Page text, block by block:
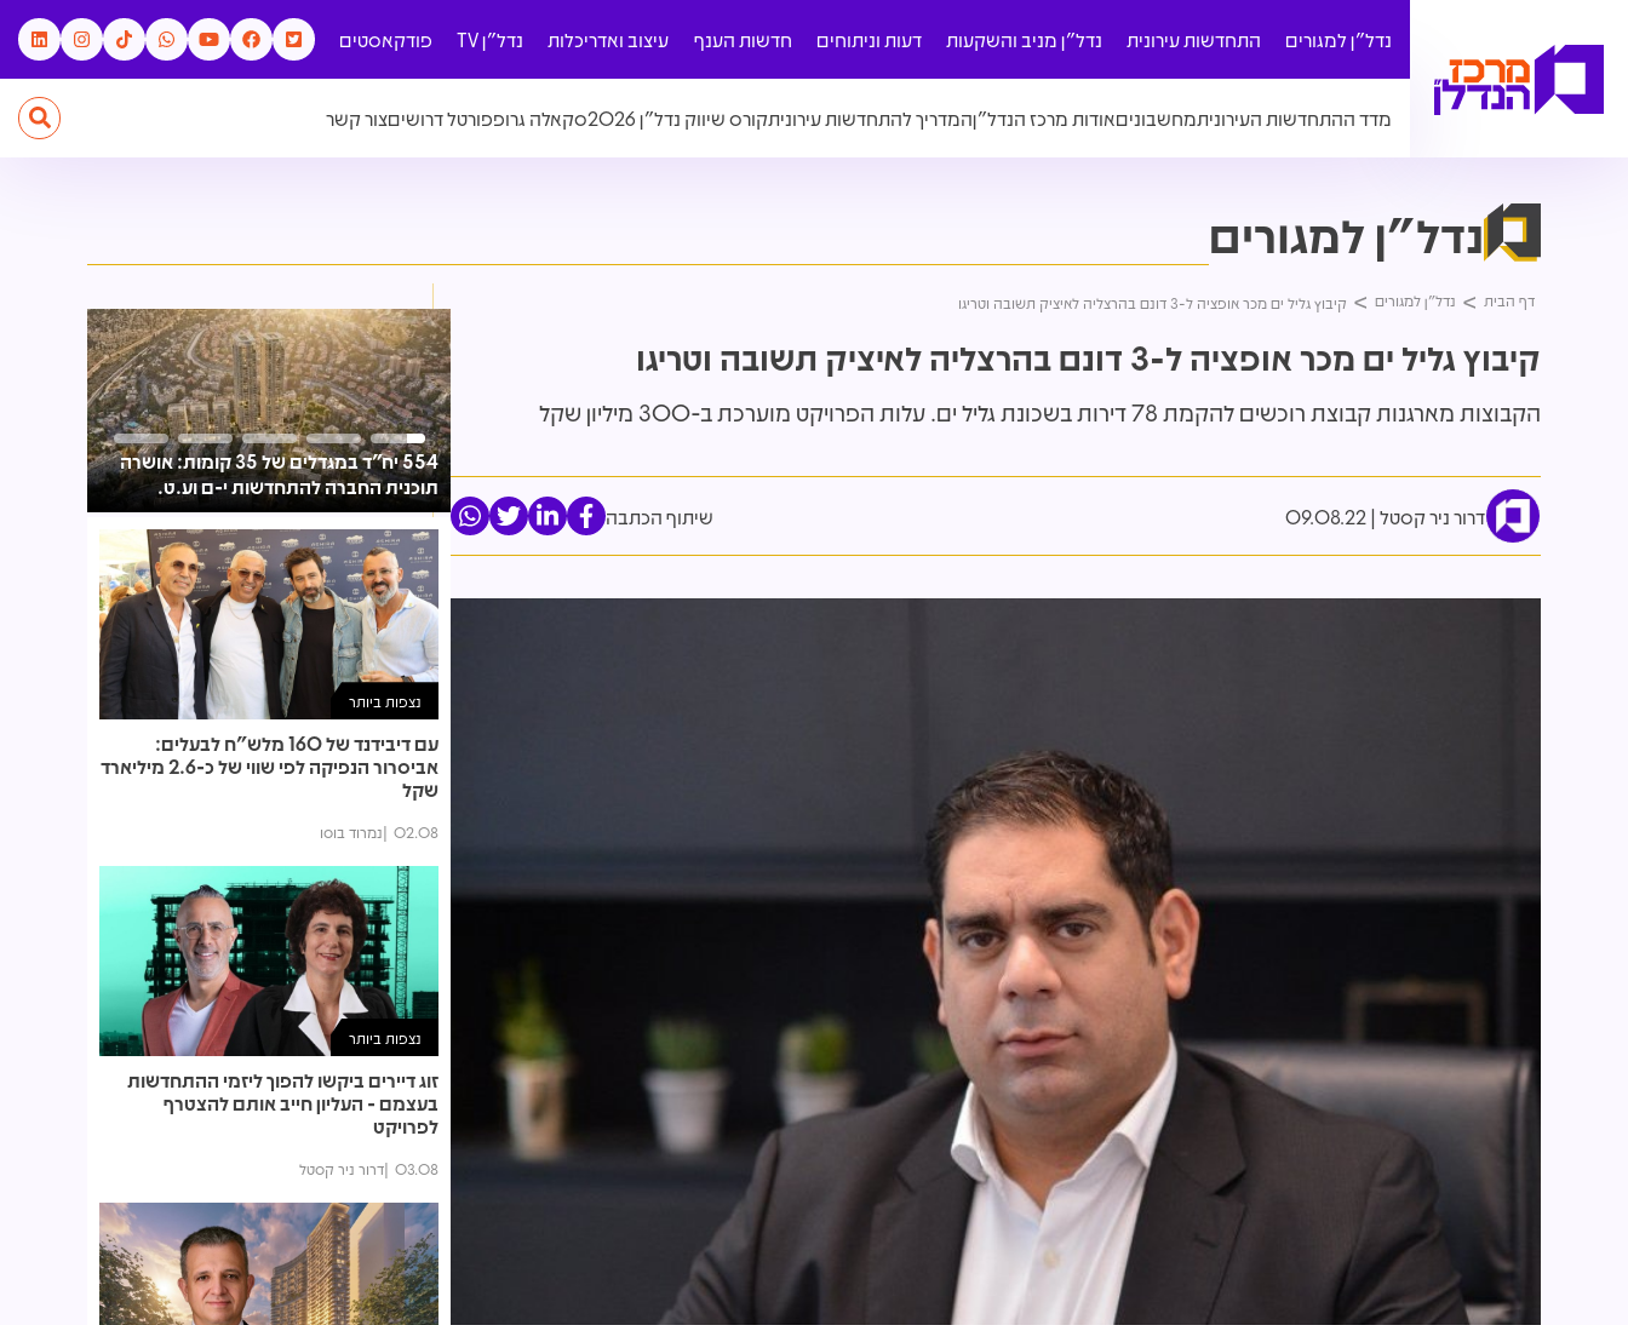
נדל"ן למגורים התחדשות עירונית נדל"ן מניב והשקעות דעות וניתוחים חדשות הענף עיצוב ואדריכלות נדל"ן TV פודקאסטים
מדד ההתחדשות העירוניתמחשבוניםאודות מרכז הנדל"ןהמדריך להתחדשות עירוניתקורס שיווק נדל"ן 2026 סקאלה גרופפורטל דרושיםצור קשר
נדל"ן למגורים
דף הבית נדל"ן למגורים קיבוץ גליל ים מכר אופציה ל-3 דונם בהרצליה לאיציק תשובה וטריגו
קיבוץ גליל ים מכר אופציה ל-3 דונם בהרצליה לאיציק תשובה וטריגו
הקבוצות מארגנות קבוצת רוכשים להקמת 78 דירות בשכונת גליל ים. עלות הפרויקט מוערכת ב-300 מיליון שקל
דרור ניר קסטל 09.08.22 שיתוף הכתבה
554 יח"ד במגדלים של 35 קומות: אושרה
תוכנית החברה להתחדשות י-ם וע.ט.
בקריית היובל
נצפות ביותר
עם דיבידנד של 160 מלש"ח לבעלים:
אביסרור הנפיקה לפי שווי של כ-2.6 מיליארד
שקל
02.08 נמרוד בוסו
נצפות ביותר
זוג דיירים ביקשו להפוך ליזמי ההתחדשות
בעצמם - העליון חייב אותם להצטרף
לפרויקט
03.08 דרור ניר קסטל